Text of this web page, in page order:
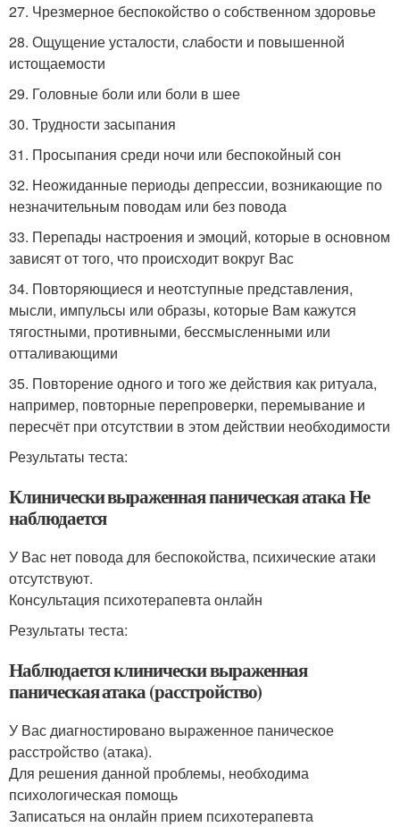
27. Чрезмерное беспокойство о собственном здоровье
28. Ощущение усталости, слабости и повышенной
истощаемости
29. Головные боли или боли в шее
30. Трудности засыпания
31. Просыпания среди ночи или беспокойный сон
32. Неожиданные периоды депрессии, возникающие по
незначительным поводам или без повода
33. Перепады настроения и эмоций, которые в основном
зависят от того, что происходит вокруг Вас
34. Повторяющиеся и неотступные представления,
мысли, импульсы или образы, которые Вам кажутся
тягостными, противными, бессмысленными или
отталивающими
35. Повторение одного и того же действия как ритуала,
например, повторные перепроверки, перемывание и
пересчёт при отсутствии в этом действии необходимости
Результаты теста:
Клинически выраженная паническая атака Не
наблюдается
У Вас нет повода для беспокойства, психические атаки
отсутствуют.
Консультация психотерапевта онлайн
Результаты теста:
Наблюдается клинически выраженная
паническая атака (расстройство)
У Вас диагностировано выраженное паническое
расстройство (атака).
Для решения данной проблемы, необходима
психологическая помощь
Записаться на онлайн прием психотерапевта